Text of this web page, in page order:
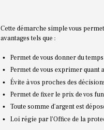
Cette démarche simple vous
avantages tels que :
Permet de vous donner du
Permet de vous exprimer quant
Évite à vos proches des
Permet de fixer le prix de vos
Toute somme d'argent est
Loi régie par l'Office de la